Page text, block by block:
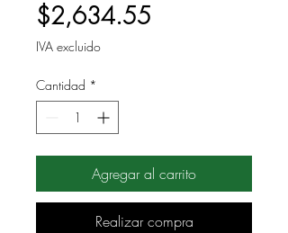
$2,634.55
IVA excluido
Cantidad *
Agregar al carrito
Realizar compra